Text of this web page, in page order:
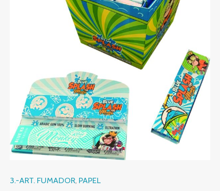
3.-ART. FUMADOR, PAPEL